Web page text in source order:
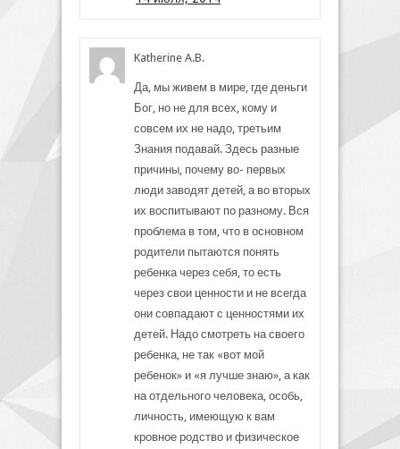
Katherine A.B.
Да, мы живем в мире, где деньги
Бог, но не для всех, кому и
совсем их не надо, третьим
Знания подавай. Здесь разные
причины, почему во- первых
люди заводят детей, а во вторых
их воспитывают по разному. Вся
проблема в том, что в основном
родители пытаются понять
ребенка через себя, то есть
через свои ценности и не всегда
они совпадают с ценностями их
детей. Надо смотреть на своего
ребенка, не так «вот мой
ребенок» и «я лучше знаю», а как
на отдельного человека, особь,
личность, имеющую к вам
кровное родство и физическое